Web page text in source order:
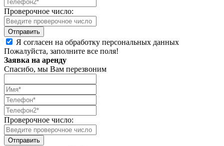
Проверочное число:
Я согласен на обработку персональных данных
Пожалуйста, заполните все поля!
Заявка на аренду
Спасибо, мы Вам перезвоним
Проверочное число: